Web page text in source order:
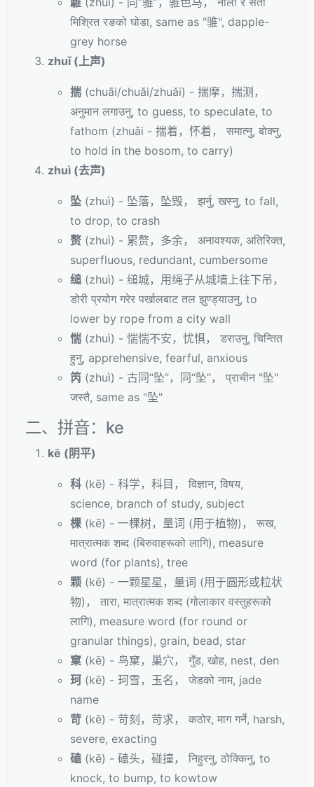
मिश्रित रङको घोडा, same as "骓", dapple-
grey horse
zhuǐ (上声)
揣 (chuāi/chuǎi/zhuǎi) - 揣摩，揣测，
अनुमान लगाउनु, to guess, to speculate, to
fathom (zhuǎi - 揣着，怀着， समात्नु, बोक्नु,
to hold in the bosom, to carry)
zhuì (去声)
坠 (zhuì) - 坠落，坠毁， झर्नु, खस्नु, to fall,
to drop, to crash
赘 (zhuì) - 累赘，多余， अनावश्यक, अतिरिक्त,
superfluous, redundant, cumbersome
缒(zhuì) - 缒城，用绳子从城墙上往下吊，
डोरी प्रयोग गरेर पर्खालबाट तल झुण्ड्याउनु, to
lower by rope from a city wall
惴 (zhuì) - 惴惴不安，忧惧， डराउनु, चिन्तित
हुनु, apprehensive, fearful, anxious
笍 (zhuì) - 古同“坠”，同“坠”， प्राचीन "坠"
जस्तै, same as "坠"
二、拼音：ke
kē (阴平)
科 (kē) - 科学，科目， विज्ञान, विषय,
science, branch of study, subject
棵 (kē) - 一棵树，量词 (用于植物)， रूख,
मात्रात्मक शब्द (बिरुवाहरूको लागि), measure
word (for plants), tree
颗 (kē) - 一颗星星，量词 (用于圆形或粒状
物)， तारा, मात्रात्मक शब्द (गोलाकार वस्तुहरूको
लागि), measure word (for round or
granular things), grain, bead, star
窠 (kē) - 鸟窠，巢穴， गुँड, खोह, nest, den
珂 (kē) - 珂雪，玉名， जेडको नाम, jade
name
苛 (kē) - 苛刻，苛求， कठोर, माग गर्ने, harsh,
severe, exacting
磕 (kē) - 磕头，碰撞， निहुरनु, ठोक्किनु, to
knock, to bump, to kowtow